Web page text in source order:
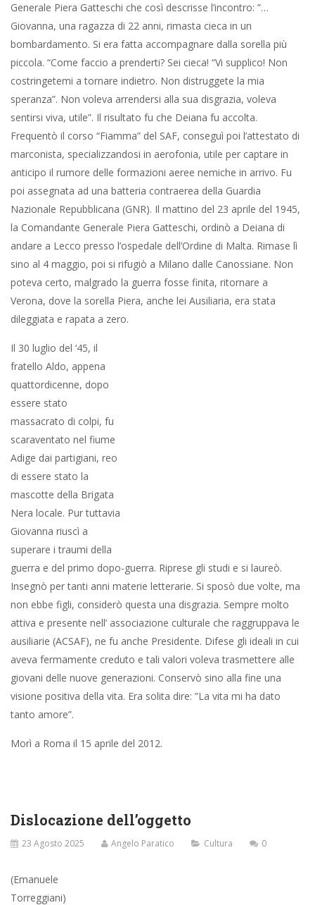
marconista, specializzandosi in aerofonia, utile per captare in
anticipo il rumore delle formazioni aeree nemiche in arrivo. Fu
poi assegnata ad una batteria contraerea della Guardia
Nazionale Repubblicana (GNR). Il mattino del 23 aprile del 1945,
la Comandante Generale Piera Gatteschi, ordinò a Deiana di
andare a Lecco presso l’ospedale dell’Ordine di Malta. Rimase lì
sino al 4 maggio, poi si rifugiò a Milano dalle Canossiane. Non
poteva certo, malgrado la guerra fosse finita, ritornare a
Verona, dove la sorella Piera, anche lei Ausiliaria, era stata
dileggiata e rapata a zero.
Il 30 luglio del ‘45, il fratello Aldo, appena quattordicenne, dopo
essere stato massacrato di colpi, fu scaraventato nel fiume
Nera locale. Pur tuttavia Giovanna riuscì a superare i traumi della
guerra e del primo dopo-guerra. Riprese gli studi e si laureò.
Insegnò per tanti anni materie letterarie. Si sposò due volte, ma
attiva e presente nell’ associazione culturale che raggruppava le
ausiliarie (ACSAF), ne fu anche Presidente. Difese gli ideali in cui
aveva fermamente creduto e tali valori voleva trasmettere alle
giovani delle nuove generazioni. Conservò sino alla fine una
visione positiva della vita. Era solita dire: ”La vita mi ha dato
tanto amore”.
Dislocazione dell’oggetto
23 Agosto 2025
(Emanuele Torreggiani) L’Affaire Leoncavallo, Milano, nella sua
pochezza risuona a magistrale sinfonia propagandistica. In
breve, stabile privato occupato da decenni, i proprietari,
l’immobiliare Orologio del gruppo Cabassi, già risarciti dal
ministero degli interni con tre milioni, hanno richiesto la
disoccupazione e così è accaduto. A breve, nelle prossime
giornate, sarà sgombrata CasaPound sita in Roma: pari patta.
La proprietà di CasaPound è del demanio: lo Stato. Più o meno
Equivalenza economica ma non politica. Il primo cittadino di
Certo è che lo sgombero rumorosamente mass mediatico cade
a fagiuolo. Per dirla in toscanità. Disloca l’attenzione pubblica dal
tra grattacieli, permessi edilizi, urbanistiche, piani regolatori,
tecnici, archistar e soprattutto, soprattutto l’archiacchiappa. Lo